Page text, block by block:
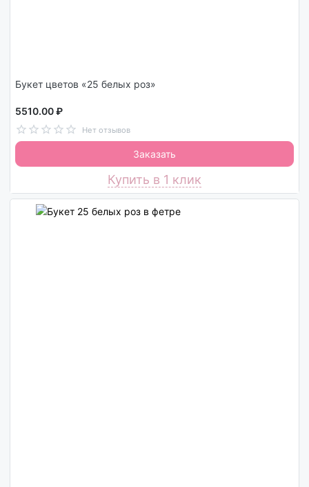
Букет цветов «25 белых роз»
5510.00 ₽
Нет отзывов
Заказать
Купить в 1 клик